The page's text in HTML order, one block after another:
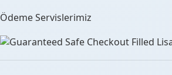
₺12.350,00.fiyat:
Ödeme Servislerimiz